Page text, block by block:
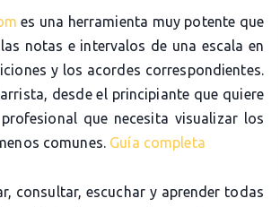
es una herramienta muy potente que
notas e intervalos de una escala en
y los acordes correspondientes.
desde el principiante que quiere
que necesita visualizar los
comunes. Guía completa
consultar, escuchar y aprender todas